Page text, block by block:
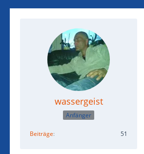
wassergeist
Anfänger
Beiträge 51